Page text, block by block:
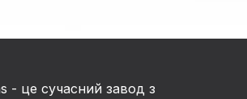
- це сучасний завод з